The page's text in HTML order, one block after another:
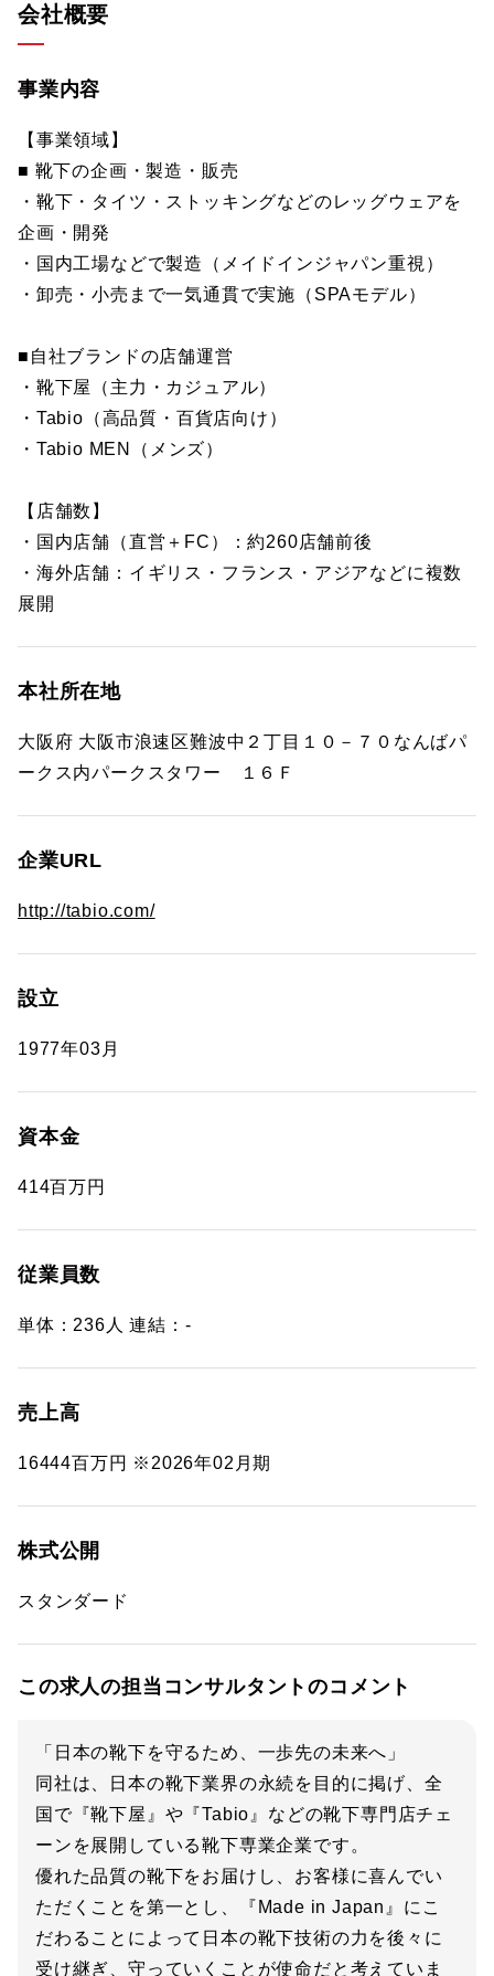
会社概要
事業内容
【事業領域】
■ 靴下の企画・製造・販売
・靴下・タイツ・ストッキングなどのレッグウェアを
企画・開発
・国内工場などで製造（メイドインジャパン重視）
・卸売・小売まで一気通貫で実施（SPAモデル）
■自社ブランドの店舗運営
・靴下屋（主力・カジュアル）
・Tabio（高品質・百貨店向け）
・Tabio MEN（メンズ）
【店舗数】
・国内店舗（直営＋FC）：約260店舗前後
・海外店舗：イギリス・フランス・アジアなどに複数
展開
本社所在地
大阪府 大阪市浪速区難波中２丁目１０－７０なんばパ
ークス内パークスタワー １６Ｆ
企業URL
http://tabio.com/
設立
1977年03月
資本金
414百万円
従業員数
単体：236人 連結：-
売上高
16444百万円 ※2026年02月期
株式公開
スタンダード
この求人の担当コンサルタントのコメント
「日本の靴下を守るため、一歩先の未来へ」
同社は、日本の靴下業界の永続を目的に掲げ、全
国で『靴下屋』や『Tabio』などの靴下専門店チェ
ーンを展開している靴下専業企業です。
優れた品質の靴下をお届けし、お客様に喜んでい
ただくことを第一とし、『Made in Japan』にこ
だわることによって日本の靴下技術の力を後々に
受け継ぎ、守っていくことが使命だと考えていま